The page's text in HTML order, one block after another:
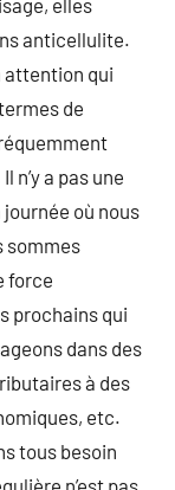
elles
anticellulite.
attention qui
de
a pas une
où nous
sommes
force
prochains qui
dans des
à des
etc.
tous besoin
n’est pas